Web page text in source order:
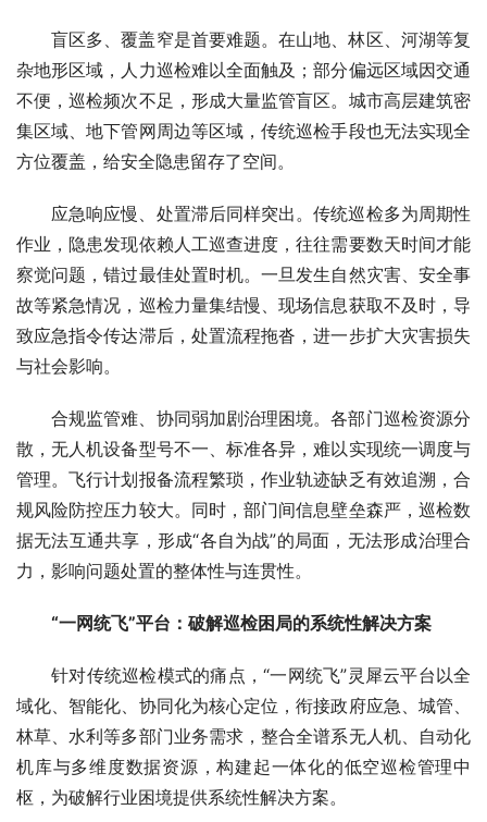
盲区多、覆盖窄是首要难题。在山地、林区、河湖等复
杂地形区域，人力巡检难以全面触及；部分偏远区域因交通
不便，巡检频次不足，形成大量监管盲区。城市高层建筑密
集区域、地下管网周边等区域，传统巡检手段也无法实现全
方位覆盖，给安全隐患留存了空间。
应急响应慢、处置滞后同样突出。传统巡检多为周期性
作业，隐患发现依赖人工巡查进度，往往需要数天时间才能
察觉问题，错过最佳处置时机。一旦发生自然灾害、安全事
故等紧急情况，巡检力量集结慢、现场信息获取不及时，导
致应急指令传达滞后，处置流程拖沓，进一步扩大灾害损失
与社会影响。
合规监管难、协同弱加剧治理困境。各部门巡检资源分
散，无人机设备型号不一、标准各异，难以实现统一调度与
管理。飞行计划报备流程繁琐，作业轨迹缺乏有效追溯，合
规风险防控压力较大。同时，部门间信息壁垒森严，巡检数
据无法互通共享，形成“各自为战”的局面，无法形成治理合
力，影响问题处置的整体性与连贯性。
“一网统飞”平台：破解巡检困局的系统性解决方案
针对传统巡检模式的痛点，“一网统飞”灵犀云平台以全
域化、智能化、协同化为核心定位，衔接政府应急、城管、
林草、水利等多部门业务需求，整合全谱系无人机、自动化
机库与多维度数据资源，构建起一体化的低空巡检管理中
枢，为破解行业困境提供系统性解决方案。